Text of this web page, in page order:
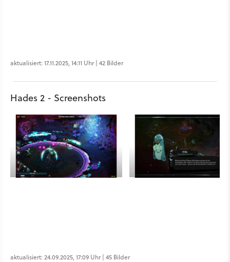
aktualisiert: 17.11.2025, 14:11 Uhr | 42 Bilder
Hades 2 - Screenshots
aktualisiert: 24.09.2025, 17:09 Uhr | 45 Bilder